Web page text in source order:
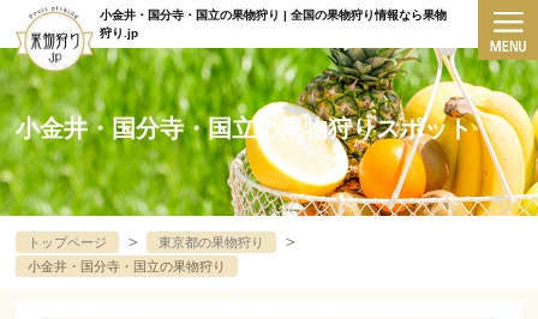
小金井・国分寺・国立の果物狩り | 全国の果物狩り情報なら果物
狩り.jp
小金井・国分寺・国立の果物狩りスポット
トップページ ＞ 東京都の果物狩り ＞
小金井・国分寺・国立の果物狩り